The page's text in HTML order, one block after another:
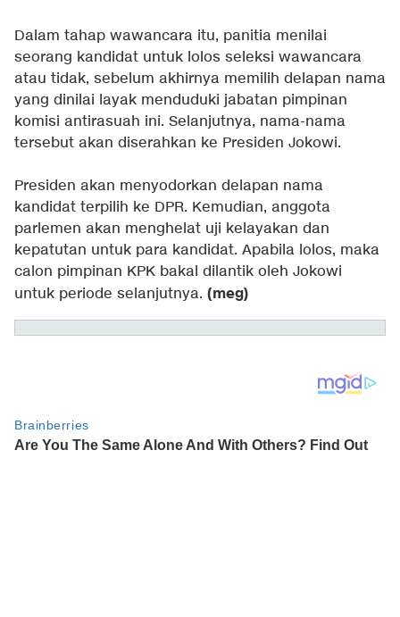
Dalam tahap wawancara itu, panitia menilai
seorang kandidat untuk lolos seleksi wawancara
atau tidak, sebelum akhirnya memilih delapan nama
yang dinilai layak menduduki jabatan pimpinan
komisi antirasuah ini. Selanjutnya, nama-nama
tersebut akan diserahkan ke Presiden Jokowi.
Presiden akan menyodorkan delapan nama
kandidat terpilih ke DPR. Kemudian, anggota
parlemen akan menghelat uji kelayakan dan
kepatutan untuk para kandidat. Apabila lolos, maka
calon pimpinan KPK bakal dilantik oleh Jokowi
untuk periode selanjutnya. (meg)